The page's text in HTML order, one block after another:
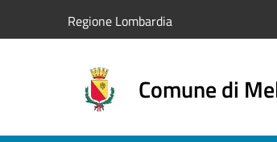
Regione Lombardia
Comune di